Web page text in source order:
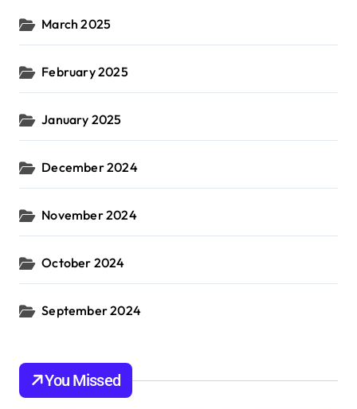
March 2025
February 2025
January 2025
December 2024
November 2024
October 2024
September 2024
You Missed